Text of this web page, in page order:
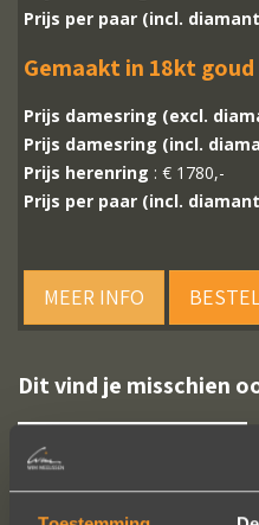
Prijs per paar (incl.
Gemaakt in 18kt goud
Prijs damesring (excl.
Prijs damesring (incl.
Prijs herenring : € 1780,-
Prijs per paar (incl.
MEER INFO
Dit vind je misschien